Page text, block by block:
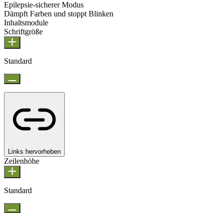
Epilepsie-sicherer Modus
Dämpft Farben und stoppt Blinken
Epilepsie-sicherer Modus
Inhaltsmodule
Schriftgröße
Standard
Links hervorheben
Zeilenhöhe
Standard